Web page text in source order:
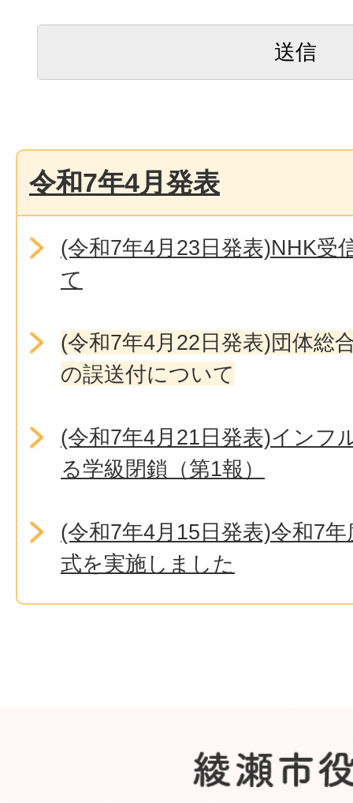
令和7年4月発表
(令和7年4月23日発表)NHK受
て
(令和7年4月22日発表)団体総
の誤送付について
(令和7年4月21日発表)インフ
る学級閉鎖（第1報）
(令和7年4月15日発表)令和7
式を実施しました